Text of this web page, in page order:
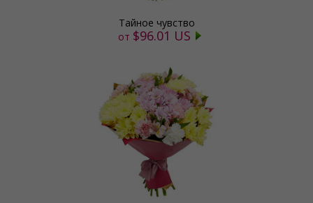
Тайное чувство
от $96.01 US